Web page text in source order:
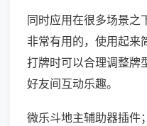
同时应用在很多场景之
非常有用的，使用起来
打牌时可以合理调整牌
好友间互动乐趣。
微乐斗地主辅助器插件